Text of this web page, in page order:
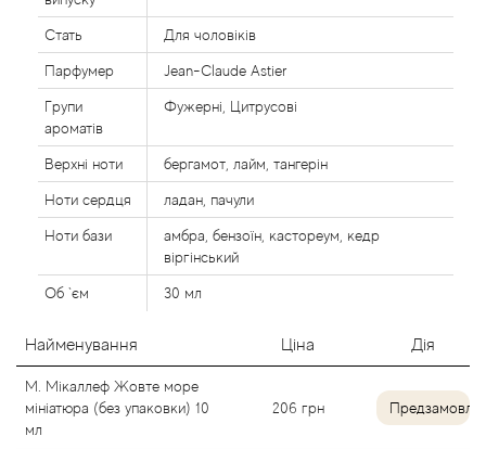
Стать Для чоловіків
Парфумер Jean-Claude Astier
Групи
ароматів
Фужерні, Цитрусові
Верхні ноти бергамот, лайм, тангерін
Ноти сердця ладан, пачули
Ноти бази
амбра, бензоїн, кастореум, кедр
віргінський
Об `єм 30 мл
Найменування Ціна Дія
М. Мікаллеф Жовте море
мініатюра (без упаковки) 10
мл
206 грн
Alaia Paris
Alexander McQueen
Alexandre Barthet
Alexandre J
Alfred Dunhill
Alyson Oldoini
Alyssa Ashley
American Crew